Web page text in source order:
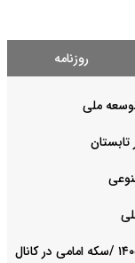
روزنامه
ملی
پیش ‌بینی قیمت دلار، طلا و سکه شنبه ۱۷ مرداد ۱۴۰۵ /سکه امامی در کانال